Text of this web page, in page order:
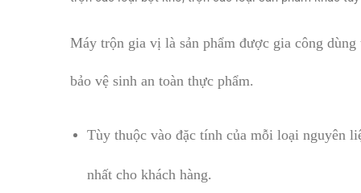
Máy trộn gia vị là sản phẩm được gia công
bảo vệ sinh an toàn thực phẩm.
Tùy thuộc vào đặc tính của mỗi loại nguyên
nhất cho khách hàng.